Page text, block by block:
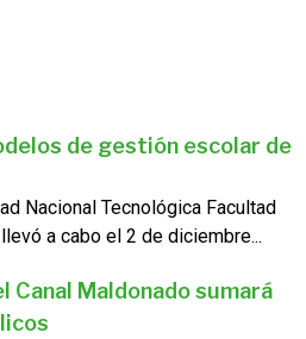
de gestión escolar de
Nacional Tecnológica Facultad
a cabo el 2 de diciembre...
Canal Maldonado sumará